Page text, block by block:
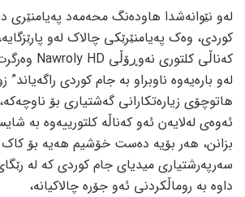
لەو نێوانەشدا ھاودەنگ محەمەد پەیامنێری
کوردی، وەک پەیامنێرێکی چالاک لەو
کەناڵی کلتوری نەوڕۆڵی Nawroly HD وەرگرت.
لەو بارەیەوە ناوبراو بە جام کوردی
ھاتوچۆی زیارەتکارانی گەشتیاری بۆ
ئەوەی لەلایەن ئەو کەناڵە کلتورییەوە بە
بزانن، ھەر بۆیە دەست خۆشیم ھەیە بۆ کاک
سەرپەرشتیاری میدیای جام کوردی کە لە
داوە بە روماڵکردنی ئەو جۆرە چالاکیانە،